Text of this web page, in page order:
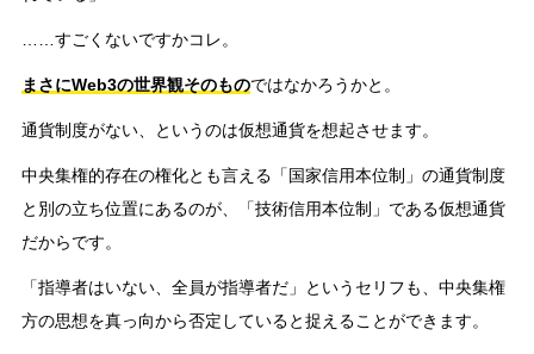
……すごくないですかコレ。
まさにWeb3の世界観そのものではなかろうかと。
通貨制度がない、というのは仮想通貨を想起させます。
中央集権的存在の権化とも言える「国家信用本位制」の通貨制度
と別の立ち位置にあるのが、「技術信用本位制」である仮想通貨
だからです。
「指導者はいない、全員が指導者だ」というセリフも、中央集権
方の思想を真っ向から否定していると捉えることができます。